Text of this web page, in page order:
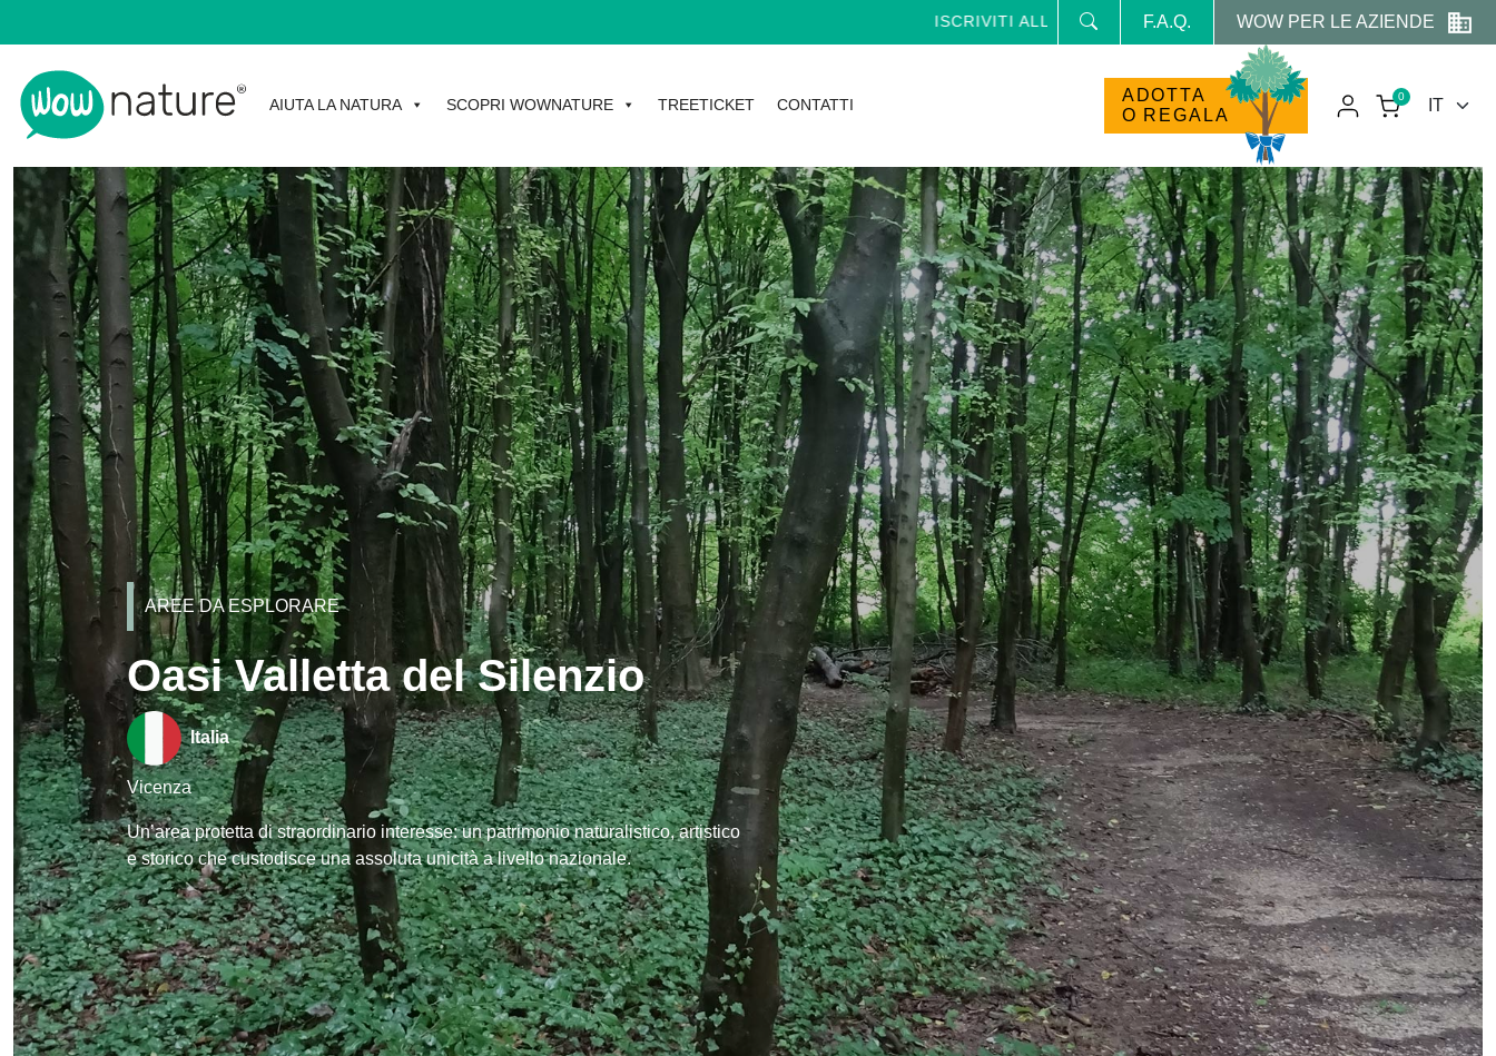
ISCRIVITI ALLA NEWSLETTER E RICEVI NEWS E PROMO RISERVATE
F.A.Q. WOW PER LE AZIENDE
AIUTA LA NATURA SCOPRI WOWNATURE TREETICKET CONTATTI
ADOTTA
O REGALA
0
AREE DA ESPLORARE
Oasi Valletta del Silenzio
Italia
Vicenza
Un’area protetta di straordinario interesse: un patrimonio naturalistico, artistico
e storico che custodisce una assoluta unicità a livello nazionale.